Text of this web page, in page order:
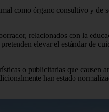
como órgano consultivo y de
relacionados con la
elevar el estándar de
o publicitarias que causen
han estado